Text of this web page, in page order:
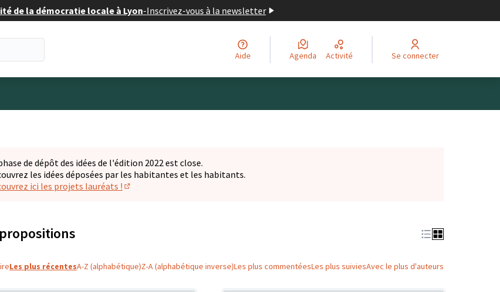
de la démocratie locale à Lyon-Inscrivez-vous à la newsletter
Aide Agenda Activité Se connecter
de dépôt des idées de l'édition 2022 est close.
les idées déposées par les habitantes et les habitants.
ici les projets lauréats !
Les plus récentesA-Z (alphabétique)Z-A (alphabétique inverse)Les plus commentéesLes plus suiviesAvec le plus d'auteurs